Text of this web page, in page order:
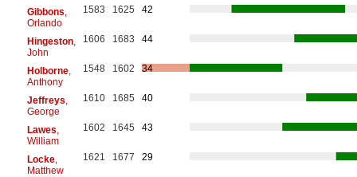
Gibbons
Orlando
1583 1625 42
Hingeston,
John
1606 1683 44
Holborne,
Anthony
1548 1602 34
Jeffreys
George
1610 1685 40
Lawes
William
1602 1645 43
Locke,
Matthew
1621 1677 29